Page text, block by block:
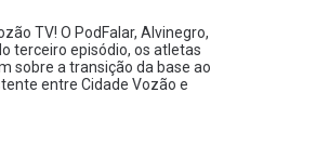
TV! O PodFalar, Alvinegro,
terceiro episódio, os atletas
sobre a transição da base ao
entre Cidade Vozão e